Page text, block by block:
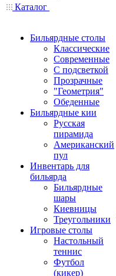
Каталог
Бильярдные столы
Классические
Современные
С подсветкой
Прозрачные
"Геометрия"
Обеденные
Бильярдные кии
Русская
пирамида
Американский
пул
Инвентарь для
бильярда
Бильярдные
шары
Киевницы
Треугольники
Игровые столы
Настольный
теннис
Футбол
(кикер)